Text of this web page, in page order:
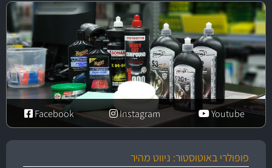
Youtube
Instagram
Facebook
פופולרי באוטוסטור: ניווט מהיר